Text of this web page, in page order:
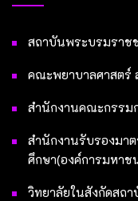
สถาบันพระบรมราช
คณะพยาบาลศาสตร์
สำนักงานคณะกรรม
สำนักงานรับรองมา
ศึกษา(องค์การมหาช
วิทยาลัยในสังกัดสถ